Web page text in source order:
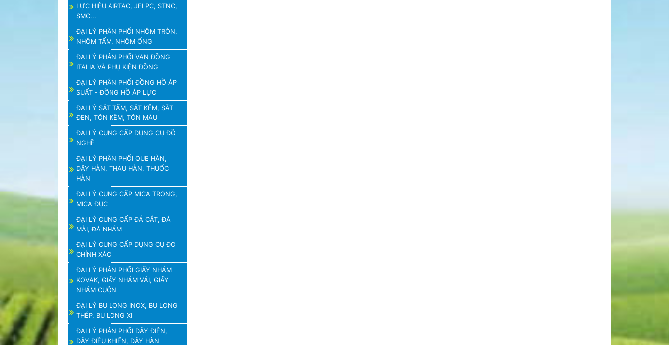
LỰC HIỆU AIRTAC, JELPC, STNC,
SMC...
ĐẠI LÝ PHÂN PHỐI NHÔM TRÒN,
NHÔM TẤM, NHÔM ỐNG
ĐẠI LÝ PHÂN PHỐI VAN ĐỒNG
ITALIA VÀ PHỤ KIỆN ĐỒNG
ĐẠI LÝ PHÂN PHỐI ĐỒNG HỒ ÁP
SUẤT - ĐỒNG HỒ ÁP LỰC
ĐẠI LÝ SẮT TẤM, SẮT KẼM, SẮT
ĐEN, TÔN KẼM, TÔN MÀU
ĐẠI LÝ CUNG CẤP DỤNG CỤ ĐỒ
NGHỀ
ĐẠI LÝ PHÂN PHỐI QUE HÀN,
DÂY HÀN, THAU HÀN, THUỐC
HÀN
ĐẠI LÝ CUNG CẤP MICA TRONG,
MICA ĐỤC
ĐẠI LÝ CUNG CẤP ĐÁ CẮT, ĐÁ
MÀI, ĐÁ NHÁM
ĐẠI LÝ CUNG CẤP DỤNG CỤ ĐO
CHÍNH XÁC
ĐẠI LÝ PHÂN PHỐI GIẤY NHÁM
KOVAK, GIẤY NHÁM VẢI, GIẤY
NHÁM CUỘN
ĐẠI LÝ BU LONG INOX, BU LONG
THÉP, BU LONG XI
ĐẠI LÝ PHÂN PHỐI DÂY ĐIỆN,
DÂY ĐIỀU KHIỂN, DÂY HÀN